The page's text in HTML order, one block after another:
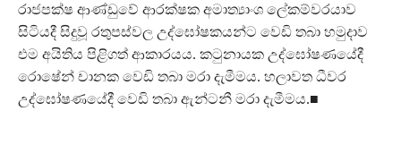
රාජපක්ෂ ආණ්ඩුවේ ආරක්ෂක අමාත්‍යාංශ ලේකම්වරයාව
සිටියදී සිදුවූ රතුපස්වල උද්ඝෝෂකයන්ට වෙඩි තබා හමුදාව
එම අයිතිය පිළිගත් ආකාරයය. කටුනායක උද්ඝෝෂණයේදී
රොෂේන් චානක වෙඩි තබා මරා දැමීමය. හලාවත ධීවර
උද්ඝෝෂණයේදී වෙඩි තබා ඇන්ටනී මරා දැමීමය.■